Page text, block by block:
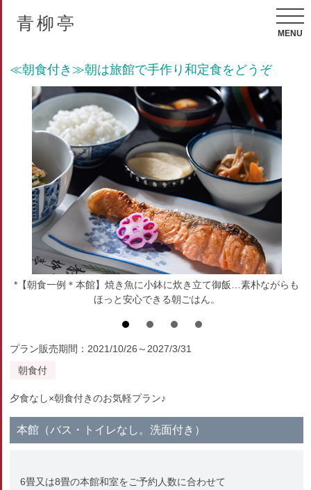
青柳亭
MENU
≪朝食付き≫朝は旅館で手作り和定食をどうぞ
*【朝食一例＊本館】焼き魚に小鉢に炊き立て御飯…素朴ながらも
ほっと安心できる朝ごはん。
プラン販売期間：2021/10/26～2027/3/31
朝食付
夕食なし×朝食付きのお気軽プラン♪
本館（バス・トイレなし。洗面付き）
6畳又は8畳の本館和室をご予約人数に合わせて